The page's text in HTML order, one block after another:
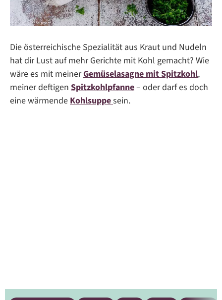
Die österreichische Spezialität aus Kraut und Nudeln
hat dir Lust auf mehr Gerichte mit Kohl gemacht? Wie
wäre es mit meinerGemüselasagne mit Spitzkohl,
meiner deftigen Spitzkohlpfanne– oder darf es doch
eine wärmendeKohlsuppesein.